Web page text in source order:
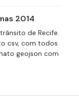
2014
de Recife.
csv, com todos
geojson com